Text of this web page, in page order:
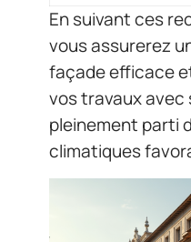
En suivant ces
vous assurerez
façade efficace
vos travaux avec
pleinement parti
climatiques